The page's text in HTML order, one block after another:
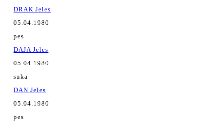
DRAK Jeles
05.04.1980
pes
DAJA Jeles
05.04.1980
suka
DAN Jeles
05.04.1980
pes